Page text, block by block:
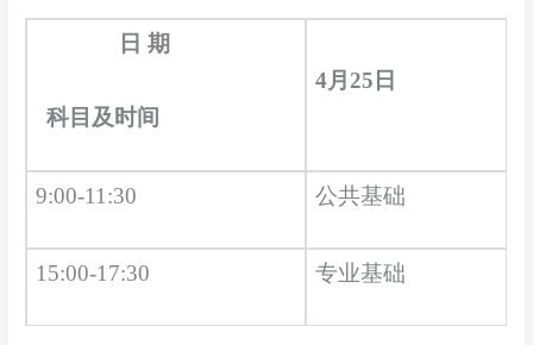
日 期
科目及时间
4 月 25 日
9:00-11:30 公共基础
15:00-17:30 专业基础